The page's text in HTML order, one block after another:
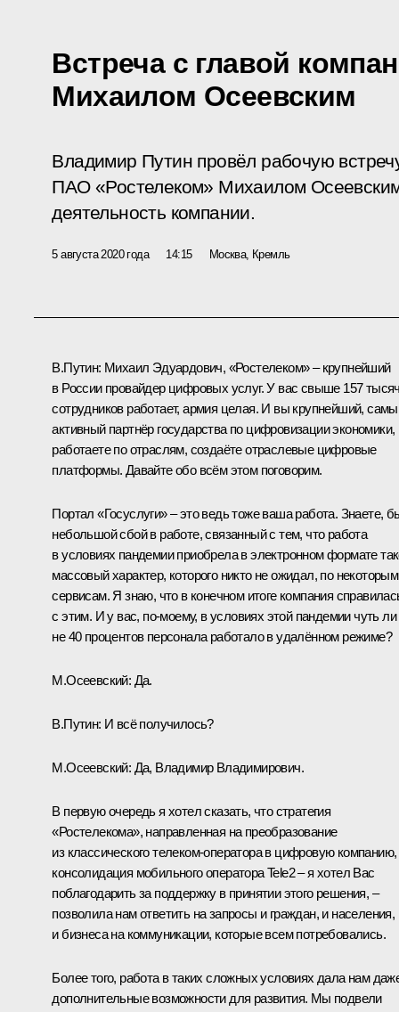
Встреча с главой
Михаилом Осеевским
Владимир Путин провёл рабочую
ПАО «Ростелеком» Михаилом
деятельность компании.
5 августа 2020 года 14:15 Москва, Кремль
В.Путин: Михаил Эдуардович, «Ростелеком» – крупнейший
в России провайдер цифровых услуг. У вас свыше 157
сотрудников работает, армия целая. И вы крупнейший,
активный партнёр государства по цифровизации экономики,
работаете по отраслям, создаёте отраслевые цифровые
платформы. Давайте обо всём этом поговорим.
Портал «Госуслуги» – это ведь тоже ваша работа. Знаете,
небольшой сбой в работе, связанный с тем, что работа
в условиях пандемии приобрела в электронном формате
массовый характер, которого никто не ожидал, по некоторым
сервисам. Я знаю, что в конечном итоге компания
с этим. И у вас, по‑моему, в условиях этой пандемии чуть ли
не 40 процентов персонала работало в удалённом режиме?
М.Осеевский: Да.
В.Путин: И всё получилось?
М.Осеевский: Да, Владимир Владимирович.
В первую очередь я хотел сказать, что стратегия
«Ростелекома», направленная на преобразование
из классического телеком‑оператора в цифровую компанию,
консолидация мобильного оператора Tele2 – я хотел Вас
поблагодарить за поддержку в принятии этого решения, –
позволила нам ответить на запросы и граждан, и населения,
и бизнеса на коммуникации, которые всем потребовались.
Более того, работа в таких сложных условиях дала нам
дополнительные возможности для развития. Мы подвели